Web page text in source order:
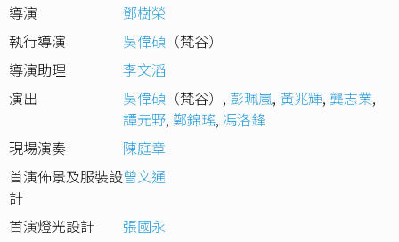
導演
鄧樹榮
執行導演
吳偉碩 （梵谷）
導演助理
李文滔
演出
吳偉碩 （梵谷） , 彭珮嵐, 黃兆輝, 龔志業,
譚元野, 鄭錦瑤,馮洛鋒
現場演奏
陳庭章
首演佈景及服裝設
計
曾文通
首演燈光設計
張國永